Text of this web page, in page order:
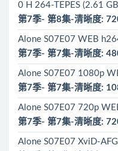
0 H 264-TEPES (2.61
第7季- 第8集-清晰度:
Alone S07E07 WEB
第7季- 第7集-清晰度:
Alone S07E07 1080p
第7季- 第7集-清晰度:
Alone S07E07 720p
第7季- 第7集-清晰度:
Alone S07E07 XviD-